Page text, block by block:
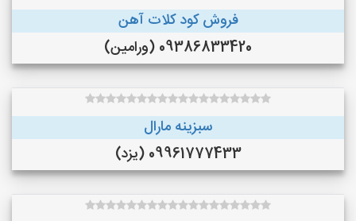
فروش کود کلات آهن
09386833420 (ورامین)
سبزینه مارال
09961777433 (یزد)